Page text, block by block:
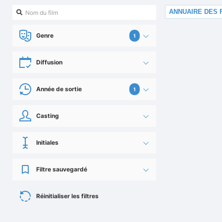
Genre 1
Diffusion
Année de sortie 1
Casting
Initiales
Filtre sauvegardé
Réinitialiser les filtres
ANNUAIRE DES